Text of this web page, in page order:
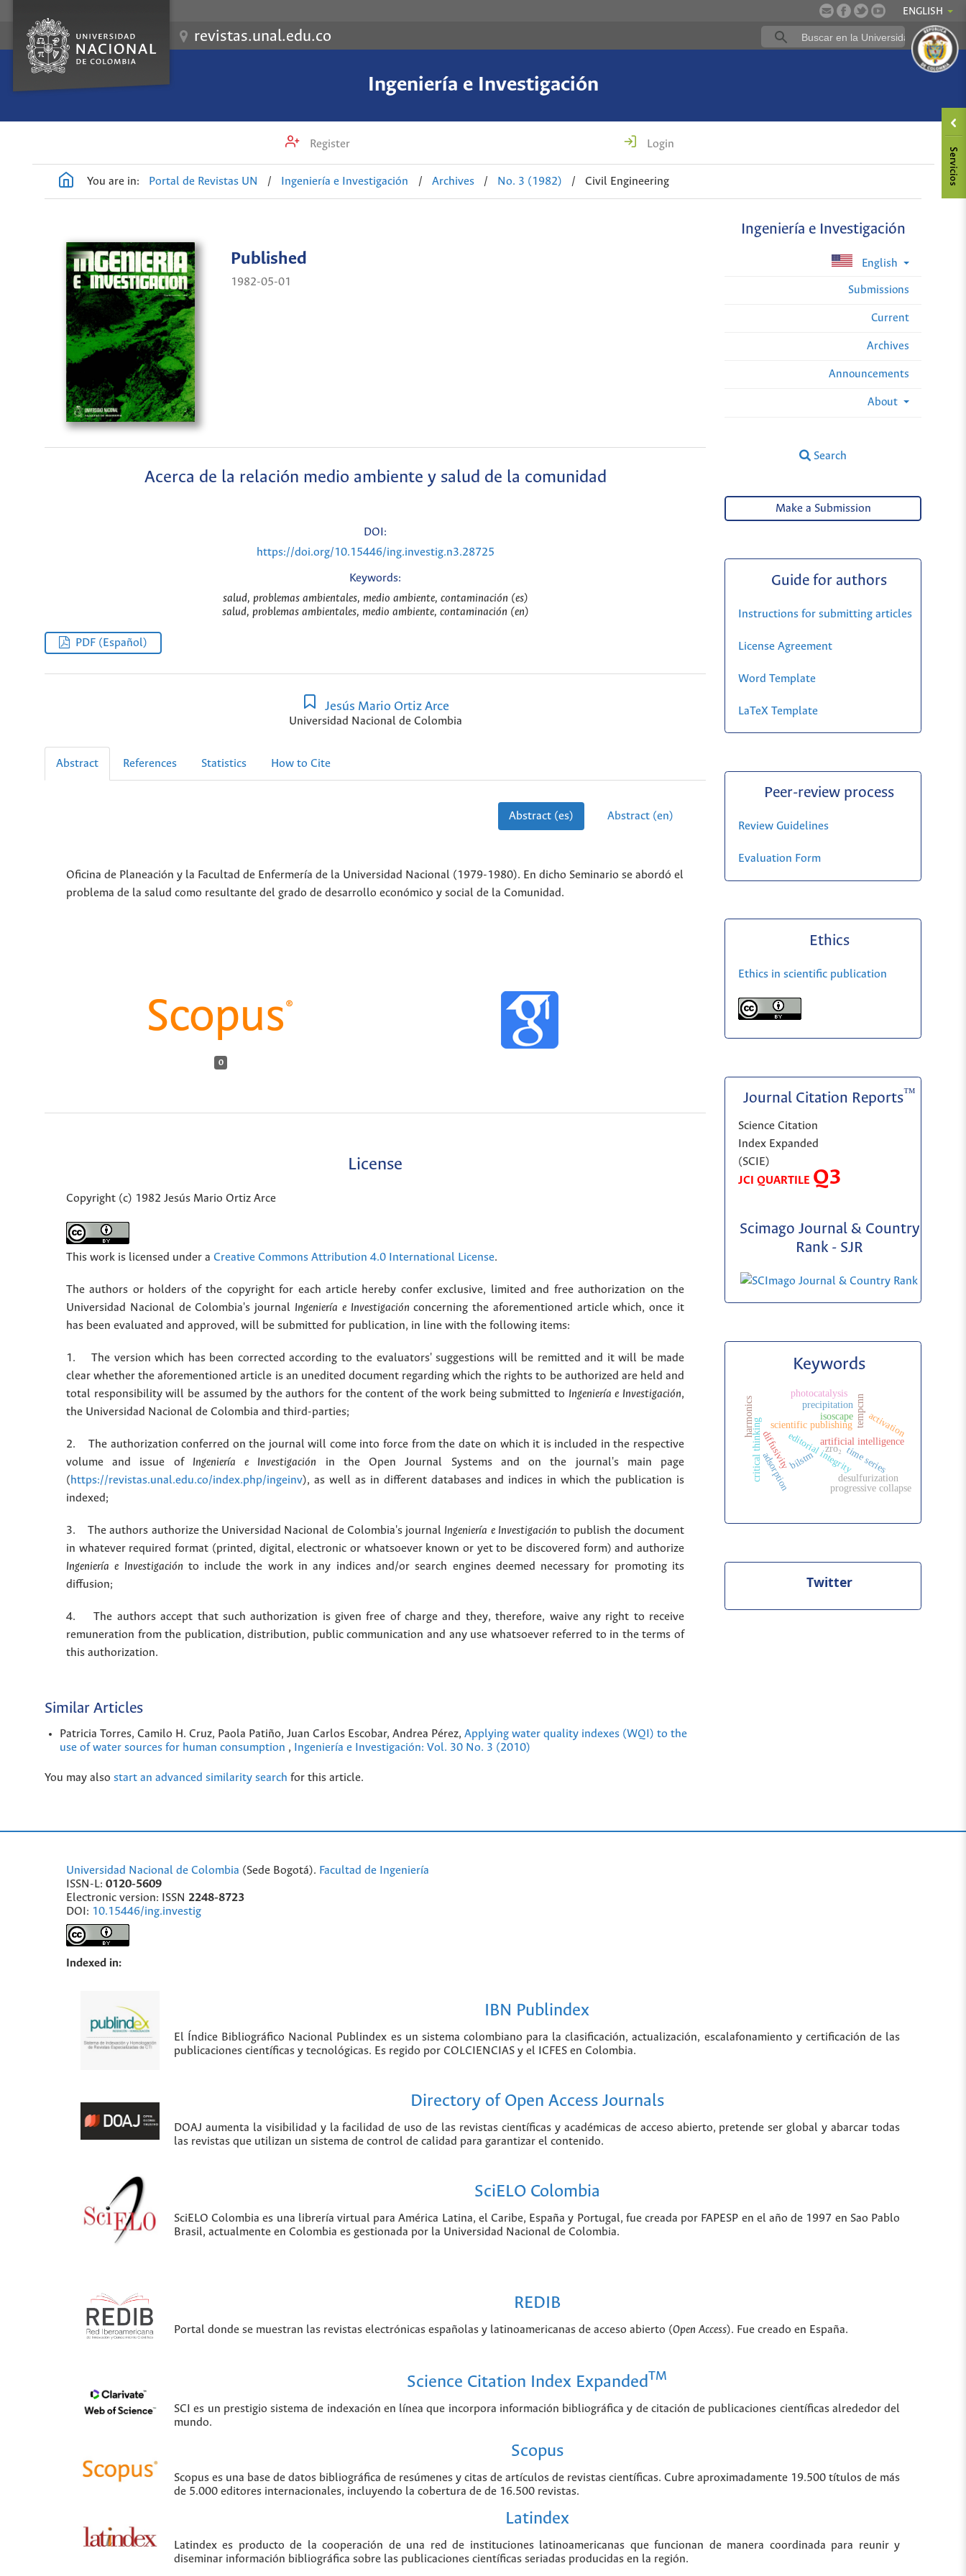
ENGLISH
revistas.unal.edu.co
Ingeniería e Investigación
Register Login
You are in: Portal de Revistas UN / Ingeniería e Investigación / Archives / No. 3 (1982) / Civil Engineering
Ingeniería e Investigación
English
Submissions
Current
Archives
Announcements
About
Search
Published
1982-05-01
Acerca de la relación medio ambiente y salud de la comunidad
DOI:
https://doi.org/10.15446/ing.investig.n3.28725
Keywords:
salud, problemas ambientales, medio ambiente, contaminación (es)
salud, problemas ambientales, medio ambiente, contaminación (en)
PDF (Español)
Jesús Mario Ortiz Arce
Universidad Nacional de Colombia
Abstract References Statistics How to Cite
Abstract (es) Abstract (en)
Oficina de Planeación y la Facultad de Enfermería de la Universidad Nacional (1979-1980). En dicho Seminario se abordó el
problema de la salud como resultante del grado de desarrollo económico y social de la Comunidad.
0
License
Copyright (c) 1982 Jesús Mario Ortiz Arce
This work is licensed under a Creative Commons Attribution 4.0 International License.
The authors or holders of the copyright for each article hereby confer exclusive, limited and free authorization on the
Universidad Nacional de Colombia's journal Ingeniería e Investigación concerning the aforementioned article which, once it
has been evaluated and approved, will be submitted for publication, in line with the following items:
1. The version which has been corrected according to the evaluators' suggestions will be remitted and it will be made
clear whether the aforementioned article is an unedited document regarding which the rights to be authorized are held and
total responsibility will be assumed by the authors for the content of the work being submitted to Ingeniería e Investigación,
the Universidad Nacional de Colombia and third-parties;
2. The authorization conferred on the journal will come into force from the date on which it is included in the respective
volume and issue ofIngeniería e Investigación in the Open Journal Systems and on the journal's main page
(https://revistas.unal.edu.co/index.php/ingeinv), as well as in different databases and indices in which the publication is
indexed;
3. The authors authorize the Universidad Nacional de Colombia's journal Ingeniería e Investigación to publish the document
in whatever required format (printed, digital, electronic or whatsoever known or yet to be discovered form) and authorize
Ingeniería e Investigación to include the work in any indices and/or search engines deemed necessary for promoting its
diffusion;
4. The authors accept that such authorization is given free of charge and they, therefore, waive any right to receive
remuneration from the publication, distribution, public communication and any use whatsoever referred to in the terms of
this authorization.
Similar Articles
Patricia Torres, Camilo H. Cruz, Paola Patiño, Juan Carlos Escobar, Andrea Pérez, Applying water quality indexes (WQI) to the
use of water sources for human consumption , Ingeniería e Investigación: Vol. 30 No. 3 (2010)
You may also start an advanced similarity search for this article.
Make a Submission
Guide for authors
Instructions for submitting articles
License Agreement
Word Template
LaTeX Template
Peer-review process
Review Guidelines
Evaluation Form
Ethics
Ethics in scientific publication
Journal Citation Reports™
Science Citation
Index Expanded
(SCIE)
JCI QUARTILE Q3
Scimago Journal & Country
Rank - SJR
Keywords
artificial intelligence
scientific publishing
editorial integritytime series
tempcnn
bilstm
activation
desulfurization
diffusivity
critical thinking
harmonics isoscape
precipitation
progressive collapse
photocatalysis
adsorption
zro₂
Twitter
Universidad Nacional de Colombia (Sede Bogotá). Facultad de Ingeniería
ISSN-L: 0120-5609
Electronic version: ISSN 2248-8723
DOI: 10.15446/ing.investig
Indexed in:
IBN Publindex
El Índice Bibliográfico Nacional Publindex es un sistema colombiano para la clasificación, actualización, escalafonamiento y certificación de las
publicaciones científicas y tecnológicas. Es regido por COLCIENCIAS y el ICFES en Colombia.
Directory of Open Access Journals
DOAJ aumenta la visibilidad y la facilidad de uso de las revistas científicas y académicas de acceso abierto, pretende ser global y abarcar todas
las revistas que utilizan un sistema de control de calidad para garantizar el contenido.
SciELO Colombia
SciELO Colombia es una librería virtual para América Latina, el Caribe, España y Portugal, fue creada por FAPESP en el año de 1997 en Sao Pablo
Brasil, actualmente en Colombia es gestionada por la Universidad Nacional de Colombia.
REDIB
Portal donde se muestran las revistas electrónicas españolas y latinoamericanas de acceso abierto (Open Access). Fue creado en España.
Science Citation Index ExpandedTM
SCI es un prestigio sistema de indexación en línea que incorpora información bibliográfica y de citación de publicaciones científicas alrededor del
mundo.
Scopus
Scopus es una base de datos bibliográfica de resúmenes y citas de artículos de revistas científicas. Cubre aproximadamente 19.500 títulos de más
de 5.000 editores internacionales, incluyendo la cobertura de de 16.500 revistas.
Latindex
Latindex es producto de la cooperación de una red de instituciones latinoamericanas que funcionan de manera coordinada para reunir y
diseminar información bibliográfica sobre las publicaciones científicas seriadas producidas en la región.